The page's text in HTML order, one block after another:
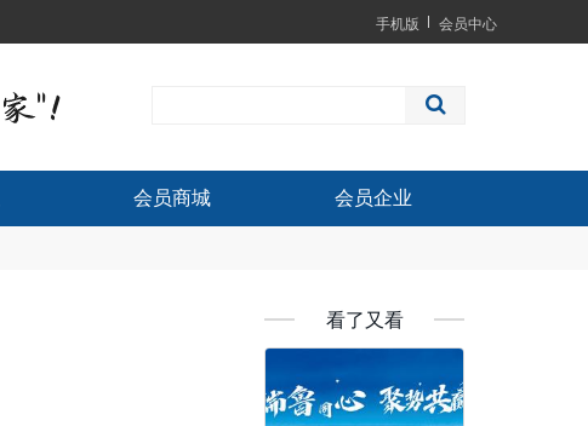
手机版 会员中心
会员商城 会员企业
看了又看